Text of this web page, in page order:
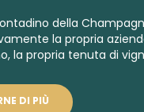
della
la propria
la propria tenuta di
DI PIÙ